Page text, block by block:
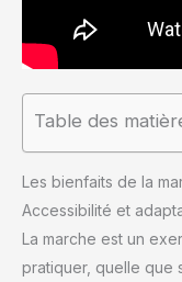
Table des
Les bienfaits de la
Accessibilité et
La marche est un
pratiquer, quelle que